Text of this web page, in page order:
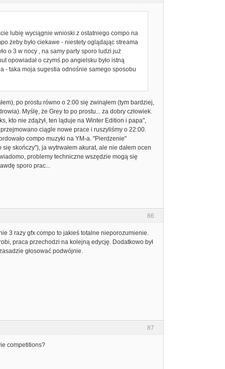
lubię wyciągnie wnioski z ostatniego compo na
żeby było ciekawe - niestety oglądając streama
o 3 w nocy , na samy party sporo ludzi już
opowiadał o czymś po angielsku było istną
- taka moja sugestia odnośnie samego sposobu
po prostu równo o 2:00 się zwinąłem (tym bardziej,
Myślę, że Grey to po prostu... za dobry człowiek.
kto nie zdążył, ten ląduje na Winter Edition i papa",
ciągle nowe prace i ruszyliśmy o 22:00.
compo muzyki na YM-a. "Pierdzenie"
skończy"), ja wytrwałem akurat, ale nie dałem ocen
problemy techniczne wszędzie mogą się
sporo prac...
86
3 razy gfx compo to jakieś totalne nieporozumienie.
praca przechodzi na kolejną edycję. Dodatkowo był
głosować podwójnie.
87
competitions?